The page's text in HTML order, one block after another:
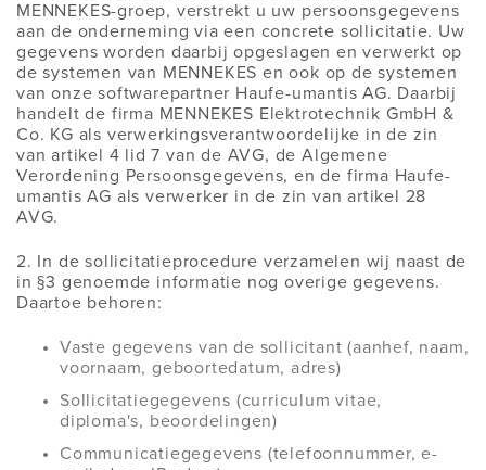
MENNEKES-groep, verstrekt u uw persoonsgegevens
aan de onderneming via een concrete sollicitatie. Uw
gegevens worden daarbij opgeslagen en verwerkt op
de systemen van MENNEKES en ook op de systemen
van onze softwarepartner Haufe-umantis AG. Daarbij
handelt de firma MENNEKES Elektrotechnik GmbH &
Co. KG als verwerkingsverantwoordelijke in de zin
van artikel 4 lid 7 van de AVG, de Algemene
Verordening Persoonsgegevens, en de firma Haufe-
umantis AG als verwerker in de zin van artikel 28
AVG.
2. In de sollicitatieprocedure verzamelen wij naast de
in §3 genoemde informatie nog overige gegevens.
Daartoe behoren:
Vaste gegevens van de sollicitant (aanhef, naam,
voornaam, geboortedatum, adres)
Sollicitatiegegevens (curriculum vitae,
diploma's, beoordelingen)
Communicatiegegevens (telefoonnummer, e-